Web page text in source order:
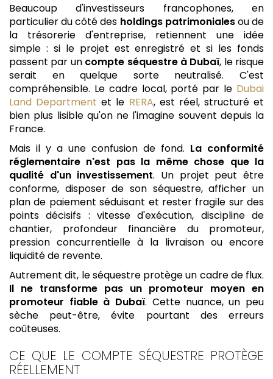
Beaucoup d'investisseurs francophones, en
particulier du côté des holdings patrimonialesou de
la trésorerie d'entreprise, retiennent une idée
simple : si le projet est enregistré et si les fonds
passent par un compte séquestre à Dubaï, le risque
serait en quelque sorte neutralisé. C'est
compréhensible. Le cadre local, porté par le Dubai
Land Department et le RERA, est réel, structuré et
bien plus lisible qu'on ne l'imagine souvent depuis la
France.
Mais il y a une confusion de fond. La conformité
réglementaire n'est pas la même chose que la
qualité d'un investissement. Un projet peut être
conforme, disposer de son séquestre, afficher un
plan de paiement séduisant et rester fragile sur des
points décisifs : vitesse d'exécution, discipline de
chantier, profondeur financière du promoteur,
pression concurrentielle à la livraison ou encore
liquidité de revente.
Autrement dit, le séquestre protège un cadre de flux.
Il ne transforme pas un promoteur moyen en
promoteur fiable à Dubaï. Cette nuance, un peu
sèche peut-être, évite pourtant des erreurs
coûteuses.
CE QUE LE COMPTE SÉQUESTRE PROTÈGE
RÉELLEMENT